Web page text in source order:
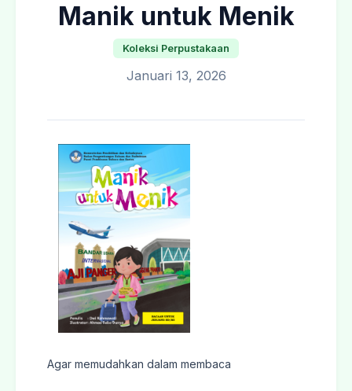
Manik untuk Menik
Koleksi Perpustakaan
Januari 13, 2026
Agar memudahkan dalam membaca